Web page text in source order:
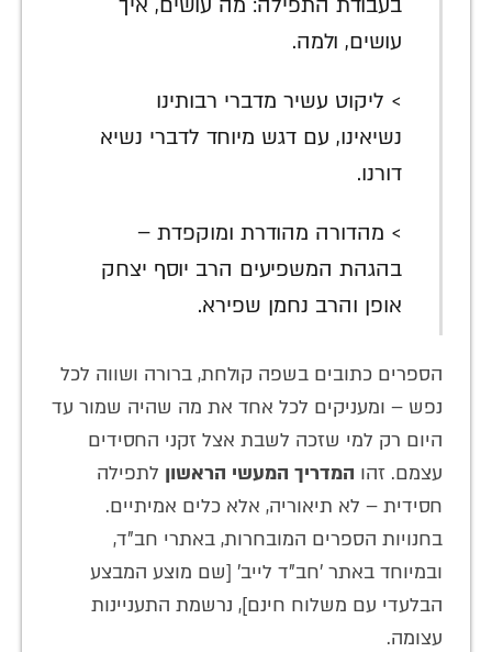
עושים, ולמה.
> ליקוט עשיר מדברי רבותינו
נשיאינו, עם דגש מיוחד לדברי נשיא
דורנו.
> מהדורה מהודרת ומוקפדת –
בהגהת המשפיעים הרב יוסף יצחק
אופן והרב נחמן שפירא.
הספרים כתובים בשפה קולחת, ברורה ושווה לכל
נפש – ומעניקים לכל אחד את מה שהיה שמור עד
היום רק למי שזכה לשבת אצל זקני החסידים
עצמם. זהו המדריך המעשי הראשון לתפילה
חסידית – לא תיאוריה, אלא כלים אמיתיים.
בחנויות הספרים המובחרות, באתרי חב"ד,
ובמיוחד באתר 'חב"ד לייב' [שם מוצע המבצע
הבלעדי עם משלוח חינם], נרשמת התעניינות
עצומה.